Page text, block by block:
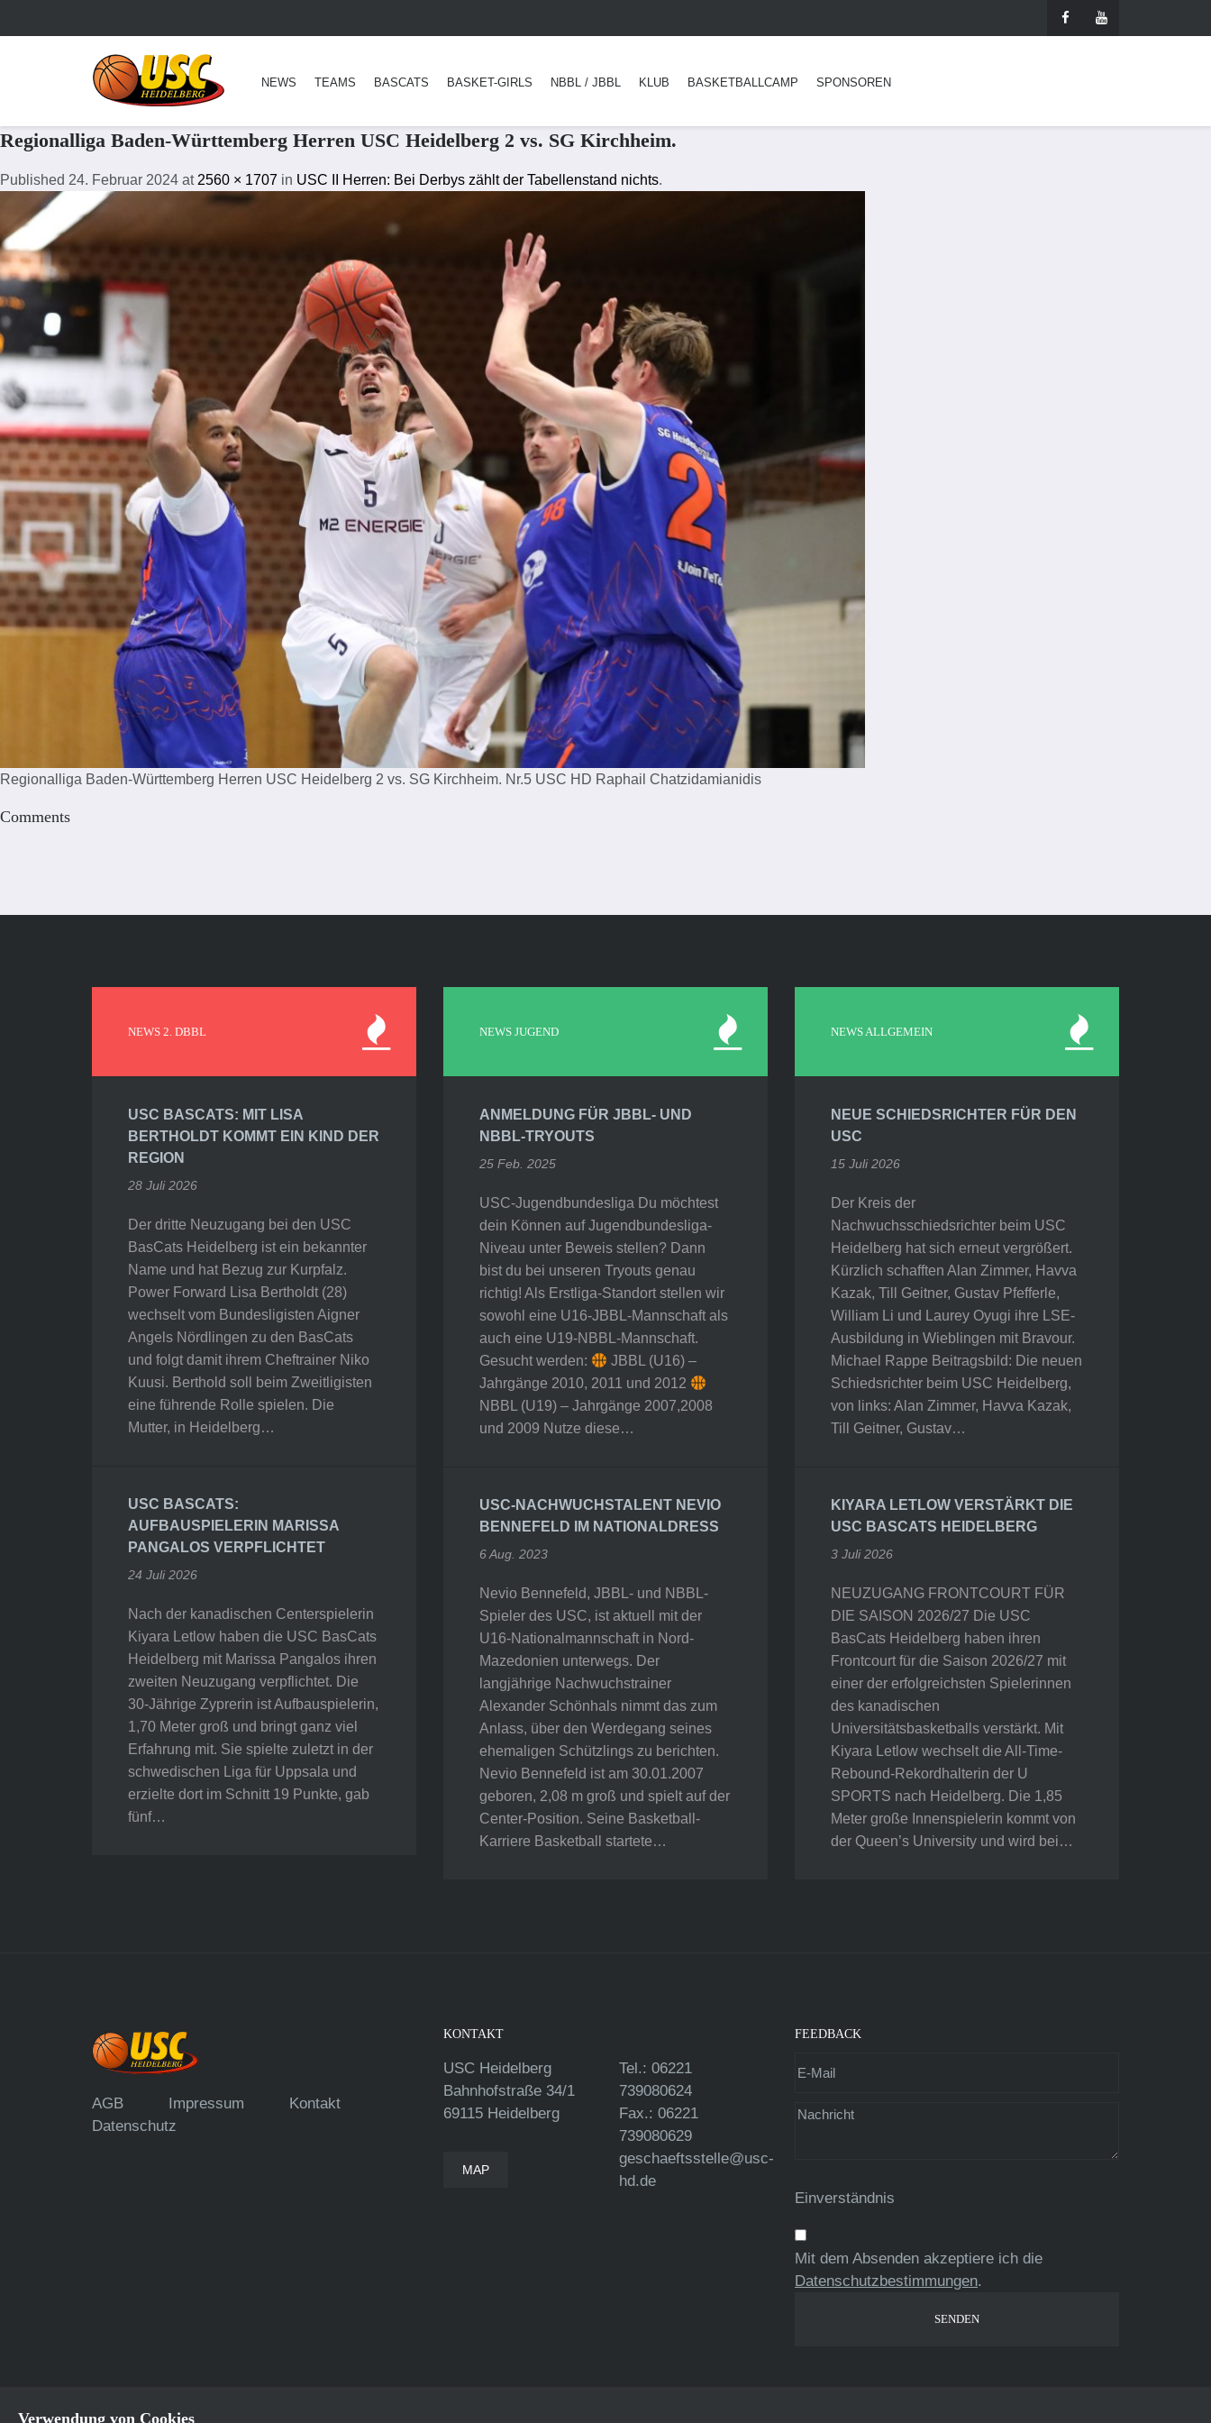
NEWS TEAMS BASCATS BASKET-GIRLS NBBL / JBBL KLUB BASKETBALLCAMP SPONSOREN
Regionalliga Baden-Württemberg Herren USC Heidelberg 2 vs. SG Kirchheim.
Published 24. Februar 2024 at 2560 × 1707 in USC II Herren: Bei Derbys zählt der Tabellenstand nichts.
Regionalliga Baden-Württemberg Herren USC Heidelberg 2 vs. SG Kirchheim. Nr.5 USC HD Raphail Chatzidamianidis
Comments
NEWS 2. DBBL
USC BASCATS: MIT LISA
BERTHOLDT KOMMT EIN KIND DER
REGION
28 Juli 2026
Der dritte Neuzugang bei den USC
BasCats Heidelberg ist ein bekannter
Name und hat Bezug zur Kurpfalz.
Power Forward Lisa Bertholdt (28)
wechselt vom Bundesligisten Aigner
Angels Nördlingen zu den BasCats
und folgt damit ihrem Cheftrainer Niko
Kuusi. Berthold soll beim Zweitligisten
eine führende Rolle spielen. Die
Mutter, in Heidelberg…
USC BASCATS:
AUFBAUSPIELERIN MARISSA
PANGALOS VERPFLICHTET
24 Juli 2026
Nach der kanadischen Centerspielerin
Kiyara Letlow haben die USC BasCats
Heidelberg mit Marissa Pangalos ihren
zweiten Neuzugang verpflichtet. Die
30-Jährige Zyprerin ist Aufbauspielerin,
1,70 Meter groß und bringt ganz viel
Erfahrung mit. Sie spielte zuletzt in der
schwedischen Liga für Uppsala und
erzielte dort im Schnitt 19 Punkte, gab
fünf…
NEWS JUGEND
ANMELDUNG FÜR JBBL- UND
NBBL-TRYOUTS
25 Feb. 2025
USC-Jugendbundesliga Du möchtest
dein Können auf Jugendbundesliga-
Niveau unter Beweis stellen? Dann
bist du bei unseren Tryouts genau
richtig! Als Erstliga-Standort stellen wir
sowohl eine U16-JBBL-Mannschaft als
auch eine U19-NBBL-Mannschaft.
Gesucht werden:
JBBL (U16) –
Jahrgänge 2010, 2011 und 2012
NBBL (U19) – Jahrgänge 2007,2008
und 2009 Nutze diese…
USC-NACHWUCHSTALENT NEVIO
BENNEFELD IM NATIONALDRESS
6 Aug. 2023
Nevio Bennefeld, JBBL- und NBBL-
Spieler des USC, ist aktuell mit der
U16-Nationalmannschaft in Nord-
Mazedonien unterwegs. Der
langjährige Nachwuchstrainer
Alexander Schönhals nimmt das zum
Anlass, über den Werdegang seines
ehemaligen Schützlings zu berichten.
Nevio Bennefeld ist am 30.01.2007
geboren, 2,08 m groß und spielt auf der
Center-Position. Seine Basketball-
Karriere Basketball startete…
NEWS ALLGEMEIN
NEUE SCHIEDSRICHTER FÜR DEN
USC
15 Juli 2026
Der Kreis der
Nachwuchsschiedsrichter beim USC
Heidelberg hat sich erneut vergrößert.
Kürzlich schafften Alan Zimmer, Havva
Kazak, Till Geitner, Gustav Pfefferle,
William Li und Laurey Oyugi ihre LSE-
Ausbildung in Wieblingen mit Bravour.
Michael Rappe Beitragsbild: Die neuen
Schiedsrichter beim USC Heidelberg,
von links: Alan Zimmer, Havva Kazak,
Till Geitner, Gustav…
KIYARA LETLOW VERSTÄRKT DIE
USC BASCATS HEIDELBERG
3 Juli 2026
NEUZUGANG FRONTCOURT FÜR
DIE SAISON 2026/27 Die USC
BasCats Heidelberg haben ihren
Frontcourt für die Saison 2026/27 mit
einer der erfolgreichsten Spielerinnen
des kanadischen
Universitätsbasketballs verstärkt. Mit
Kiyara Letlow wechselt die All-Time-
Rebound-Rekordhalterin der U
SPORTS nach Heidelberg. Die 1,85
Meter große Innenspielerin kommt von
der Queen’s University und wird bei…
AGB Impressum
Kontakt
Datenschutz
KONTAKT
USC Heidelberg
Bahnhofstraße 34/1
69115 Heidelberg
MAP
Tel.: 06221
739080624
Fax.: 06221
739080629
geschaeftsstelle@usc-
hd.de
FEEDBACK
Einverständnis
Mit dem Absenden akzeptiere ich die
Datenschutzbestimmungen.
Verwendung von Cookies